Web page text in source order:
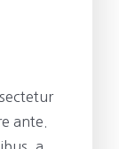
ante.
a